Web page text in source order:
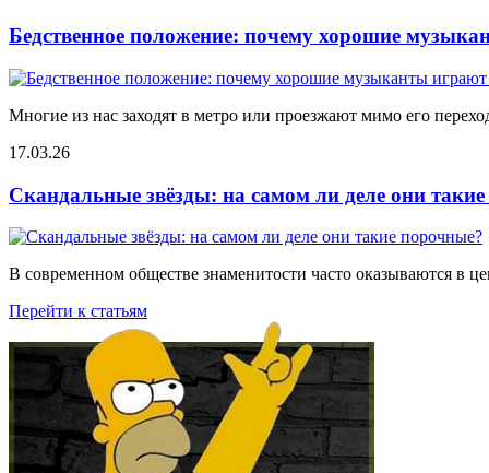
Бедственное положение: почему хорошие
Многие из нас заходят в метро или проезжают мимо его
17.03.26
Скандальные звёзды: на самом ли деле они
В современном обществе знаменитости часто оказываются в
Перейти к статьям